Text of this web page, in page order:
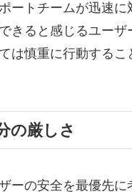
ートチームが迅速
きると感じるユー
は慎重に行動する
の厳しさ
ーの安全を最優先